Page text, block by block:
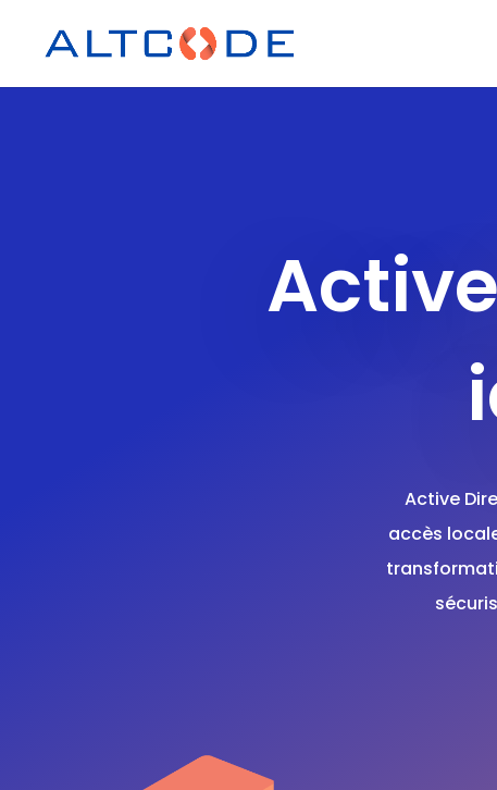
Active
accès